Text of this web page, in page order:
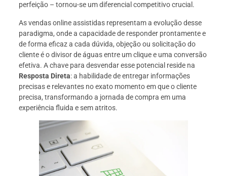
perfeição – tornou-se um diferencial competitivo crucial.
As vendas online assistidas representam a evolução desse
paradigma, onde a capacidade de responder prontamente e
de forma eficaz a cada dúvida, objeção ou solicitação do
cliente é o divisor de águas entre um clique e uma conversão
efetiva. A chave para desvendar esse potencial reside na
Resposta Direta: a habilidade de entregar informações
precisas e relevantes no exato momento em que o cliente
precisa, transformando a jornada de compra em uma
experiência fluida e sem atritos.